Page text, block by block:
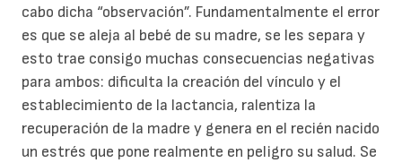
cabo dicha “observación”. Fundamentalmente el error
es que se aleja al bebé de su madre, se les separa y
esto trae consigo muchas consecuencias negativas
para ambos: dificulta la creación del vínculo y el
establecimiento de la lactancia, ralentiza la
recuperación de la madre y genera en el recién nacido
un estrés que pone realmente en peligro su salud. Se